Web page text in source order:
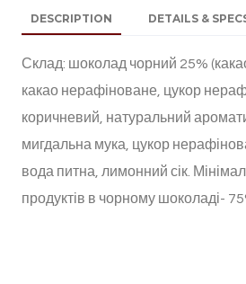
DESCRIPTION DETAILS &
Склад: шоколад чорний 25%
какао нерафіноване, цукор
коричневий, натуральний
мигдальна мука, цукор
вода питна, лимонний сік.
продуктів в чорному шоколаді-